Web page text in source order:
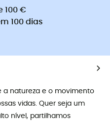
100 €
100 dias
a natureza e o movimento
vidas. Quer seja um
nível, partilhamos